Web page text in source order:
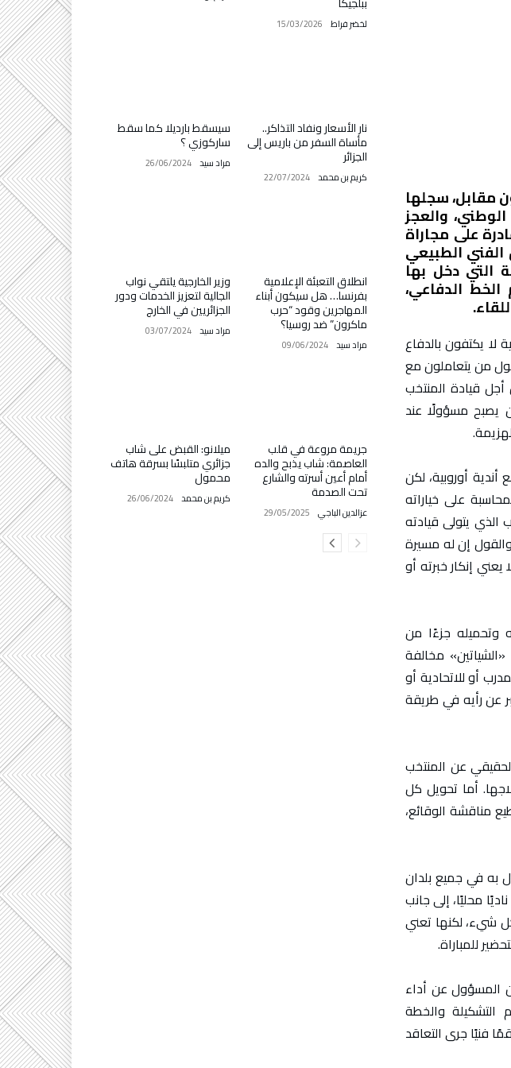
مقابل، سجلها
والعجز
على مجاراة
الطبيعي
التي دخل بها
الخط الدفاعي،
لا يكتفون بالدفاع
من يتعاملون مع
قيادة المنتخب
يصبح مسؤولًا عند
أوروبية، لكن
على خياراته
يتولى قيادته
والقول إن له مسيرة
إنكار خبرته أو
وتحميله جزءًا من
مخالفة
أو للاتحادية أو
عن رأيه في طريقة
عن المنتخب
أما تحويل كل
مناقشة الوقائع،
به في جميع بلدان
محليًا، إلى جانب
شيء، لكنها تعني
للمباراة.
المسؤول عن أداء
التشكيلة والخطة
فنيًا جرى التعاقد
لخضر فراط 15/03/2026
سيسقط بارديلا كما سقط
ساركوزي ؟
مراد سيد 26/06/2024
نار الأسعار ونفاد التذاكر..
مأساة السفر من باريس إلى
الجزائر
كريم بن محمد 22/07/2024
وزير الخارجية يلتقي نواب
الجالية لتعزيز الخدمات ودور
الجزائريين في الخارج
مراد سيد 03/07/2024
انطلاق التعبئة الإعلامية
بفرنسا… هل سيكون أبناء
المهاجرين وقود “حرب
ماكرون” ضد روسيا؟
مراد سيد 09/06/2024
ميلانو: القبض على شاب
جزائري متلبسًا بسرقة هاتف
محمول
كريم بن محمد 26/06/2024
جريمة مروعة في قلب
العاصمة: شاب يذبح والده
أمام أعين أسرته والشارع
تحت الصدمة
عزالدين الباجي 29/05/2025